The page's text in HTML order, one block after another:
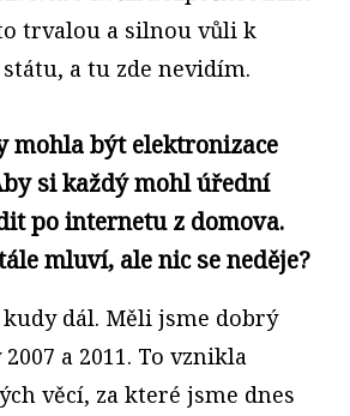
trvalou a silnou vůli k
a tu zde nevidím.
mohla být elektronizace
si každý mohl úřední
po internetu z domova.
mluví, ale nic se neděje?
dál. Měli jsme dobrý
a 2011. To vznikla
věcí, za které jsme dnes